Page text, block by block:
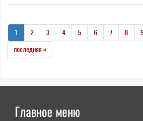
1 2 3 4 5 6 7 8
последняя »
Главное меню